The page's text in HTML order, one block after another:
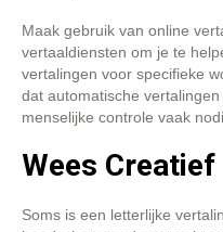
Maak gebruik van online
vertaaldiensten om je te
vertalingen voor specifieke
dat automatische
menselijke controle vaak
Wees Creatief
Soms is een letterlijke